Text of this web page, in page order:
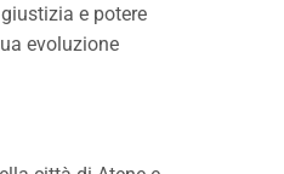
e potere
evoluzione